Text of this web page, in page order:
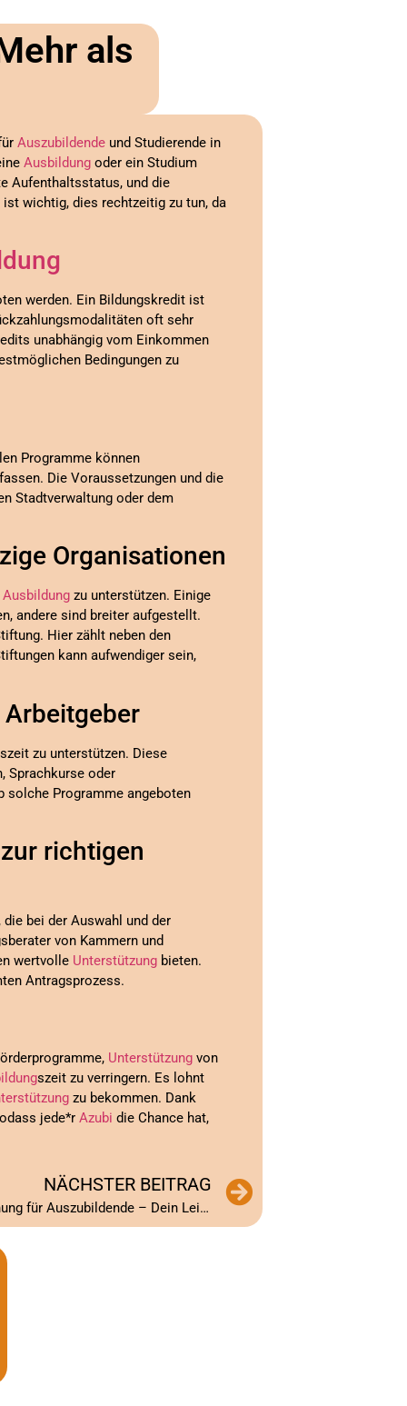
als
Auszubildende und Studierende in
Ausbildung oder ein Studium
Aufenthaltsstatus, und die
wichtig, dies rechtzeitig zu tun, da
werden. Ein Bildungskredit ist
oft sehr
unabhängig vom Einkommen
Bedingungen zu
Programme können
Die Voraussetzungen und die
Stadtverwaltung oder dem
Organisationen
Ausbildung zu unterstützen. Einige
andere sind breiter aufgestellt.
Hier zählt neben den
kann aufwendiger sein,
szeit zu unterstützen. Diese
Sprachkurse oder
solche Programme angeboten
richtigen
bei der Auswahl und der
von Kammern und
wertvolle Unterstützung bieten.
Antragsprozess.
Unterstützung von
szeit zu verringern. Es lohnt
zu bekommen. Dank
jede*r Azubi die Chance hat,
NÄCHSTER BEITRAG
5 Einfache Schritte zur Finanzplanung für Auszubildende – Dein Leitfaden zu finanzieller Unabhängigkeit